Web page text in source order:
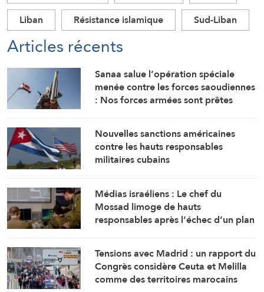
Liban
Résistance islamique Sud-Liban
Articles récents
Sanaa salue l’opération spéciale
menée contre les forces saoudiennes
: Nos forces armées sont prêtes
Nouvelles sanctions américaines
contre les hauts responsables
militaires cubains
Médias israéliens : Le chef du
Mossad limoge de hauts
responsables après l’échec d’un plan
iranien »
Tensions avec Madrid : un rapport du
Congrès considère Ceuta et Melilla
comme des territoires marocains